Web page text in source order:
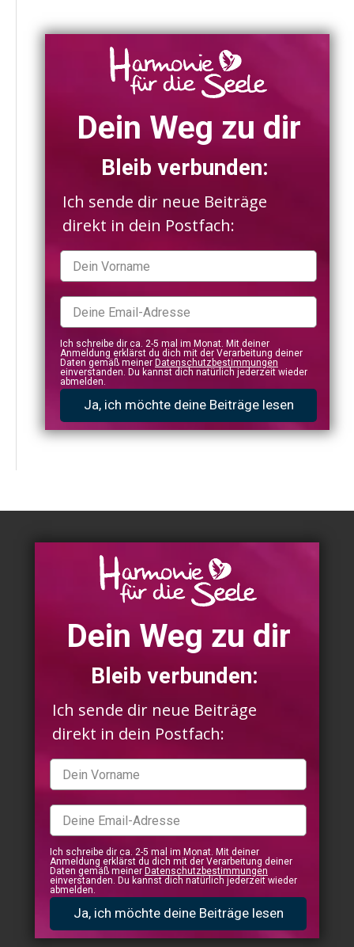
Ich sende dir neue Beiträge
direkt in dein Postfach:
Bleib verbunden:
Dein Weg zu dir
Ich schreibe dir ca. 2-5 mal im Monat. Mit deiner
Anmeldung erklärst du dich mit der Verarbeitung deiner
Daten gemäß meiner Datenschutzbestimmungen
einverstanden. Du kannst dich natürlich jederzeit wieder
abmelden.
Ja, ich möchte deine Beiträge lesen
Ich sende dir neue Beiträge
direkt in dein Postfach:
Bleib verbunden:
Dein Weg zu dir
Ich schreibe dir ca. 2-5 mal im Monat. Mit deiner
Anmeldung erklärst du dich mit der Verarbeitung deiner
Daten gemäß meiner Datenschutzbestimmungen
einverstanden. Du kannst dich natürlich jederzeit wieder
abmelden.
Ja, ich möchte deine Beiträge lesen